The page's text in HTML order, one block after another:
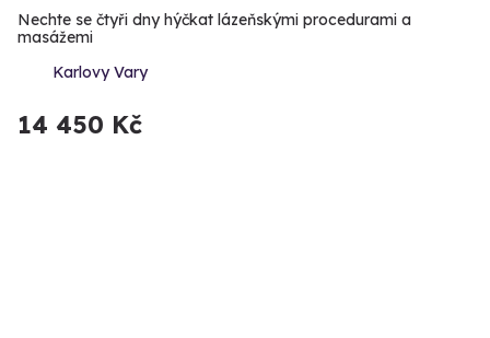
Nechte se čtyři dny hýčkat lázeňskými procedurami a
masážemi
Karlovy Vary
14 450 Kč